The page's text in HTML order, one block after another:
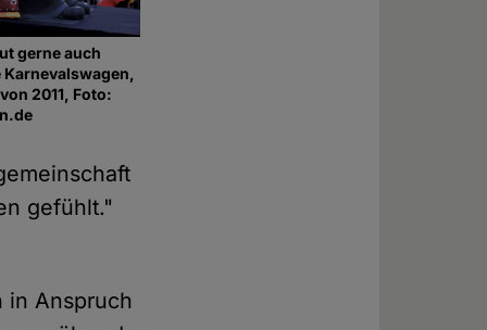
gerne auch
2011, Foto:
gefühlt."
in Anspruch